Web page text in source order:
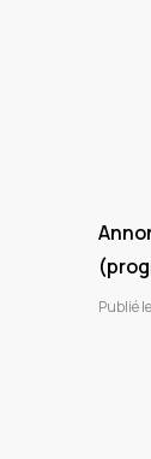
Publié